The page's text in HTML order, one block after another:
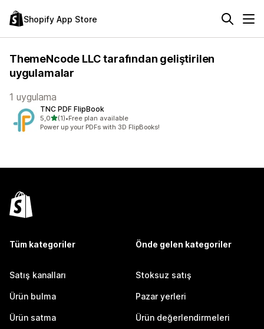
Shopify App Store
ThemeNcode LLC tarafından geliştirilen
uygulamalar
1 uygulama
TNC PDF FlipBook
5,05 yıldız üzerinden
(1)
toplam 1 değerlendirme
•Free plan available
Power up your PDFs with 3D FlipBooks!
Tüm kategoriler
Satış kanalları
Ürün bulma
Ürün satma
Önde gelen kategoriler
Stoksuz satış
Pazar yerleri
Ürün değerlendirmeleri